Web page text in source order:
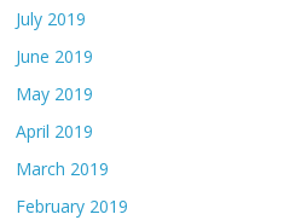
July 2019
June 2019
May 2019
April 2019
March 2019
February 2019